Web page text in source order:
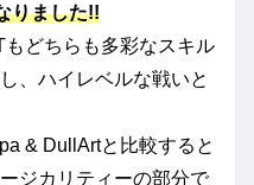
りました!!
どちらも多彩なスキル
、ハイレベルな戦いと
& DullArtと比較すると
ジカリティーの部分で